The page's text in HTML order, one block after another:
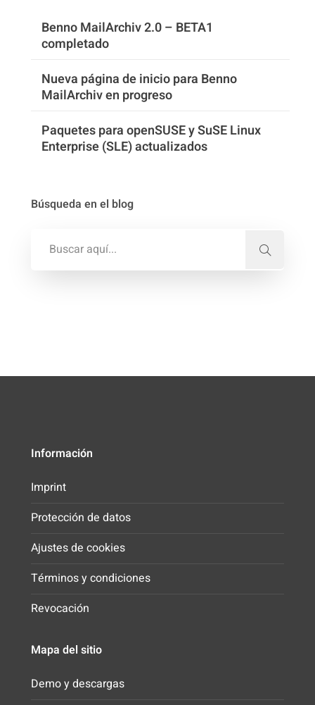
Benno MailArchiv 2.0 – BETA1
completado
Nueva página de inicio para Benno
MailArchiv en progreso
Paquetes para openSUSE y SuSE Linux
Enterprise (SLE) actualizados
Búsqueda en el blog
Información
Imprint
Protección de datos
Ajustes de cookies
Términos y condiciones
Revocación
Mapa del sitio
Demo y descargas